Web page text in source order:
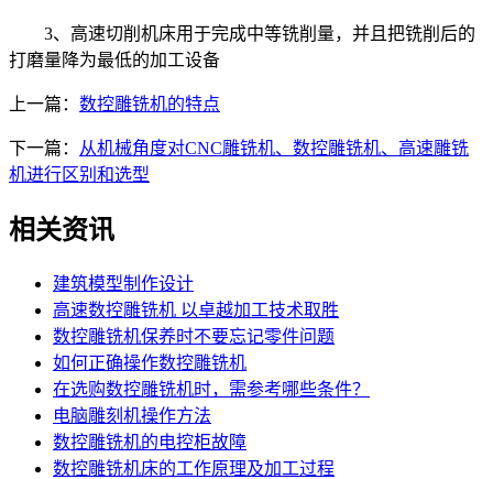
3、高速切削机床用于完成中等铣削量，并且把铣削后的
打磨量降为最低的加工设备
上一篇： 数控雕铣机的特点
下一篇：
从机械角度对CNC雕铣机、数控雕铣机、高速雕铣
机进行区别和选型
相关资讯
建筑模型制作设计
高速数控雕铣机 以卓越加工技术取胜
数控雕铣机保养时不要忘记零件问题
如何正确操作数控雕铣机
在选购数控雕铣机时，需参考哪些条件？
电脑雕刻机操作方法
数控雕铣机的电控柜故障
数控雕铣机床的工作原理及加工过程